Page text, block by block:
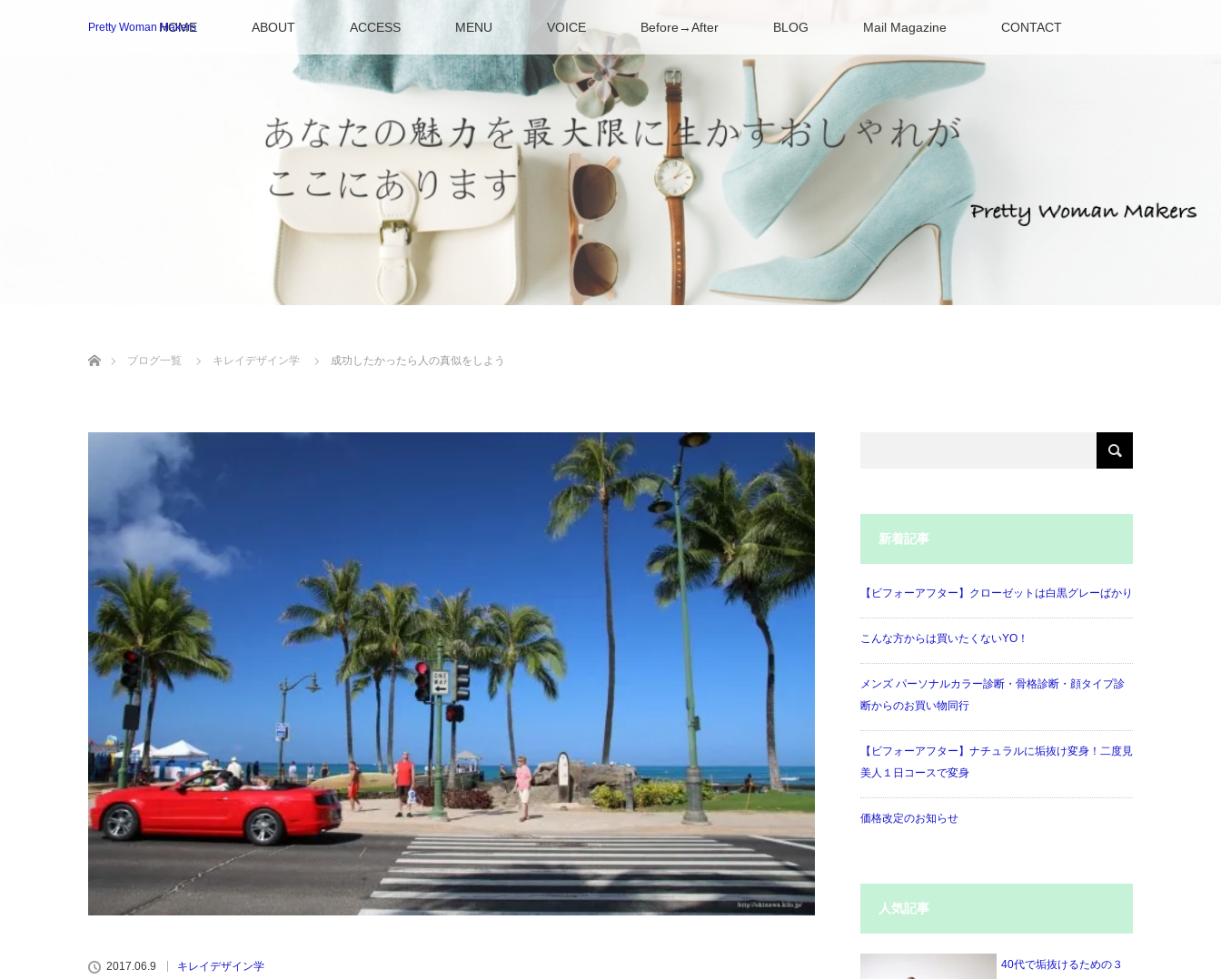
Pretty Woman Makers
HOME ABOUT ACCESS MENU VOICE Before→After BLOG Mail Magazine CONTACT
ブログ一覧
キレイデザイン学 成功したかったら人の真似をしよう
2017.06.9 キレイデザイン学
新着記事
【ビフォーアフター】クローゼットは白黒グレーばかり
こんな方からは買いたくないYO！
メンズ パーソナルカラー診断・骨格診断・顔タイプ診
断からのお買い物同行
【ビフォーアフター】ナチュラルに垢抜け変身！二度見
美人１日コースで変身
価格改定のお知らせ
人気記事
40代で垢抜けるための３